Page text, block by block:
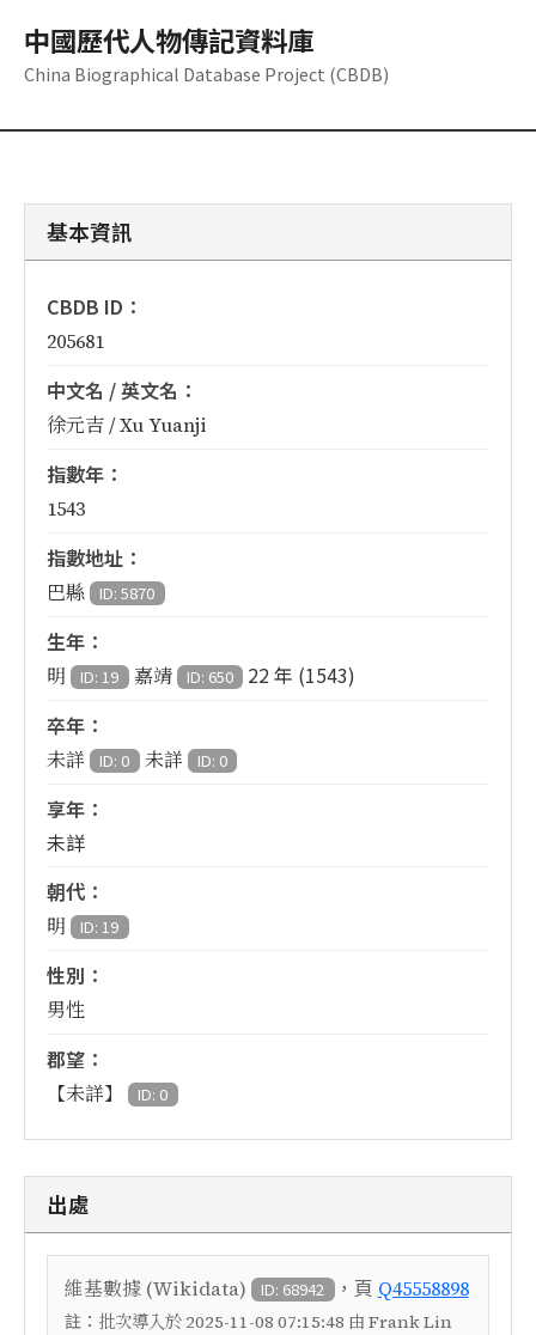
中國歷代人物傳記資料庫
China Biographical Database Project (CBDB)
基本資訊
CBDB ID：
205681
中文名 / 英文名：
徐元吉 / Xu Yuanji
指數年：
1543
指數地址：
巴縣 ID: 5870
生年：
明 ID: 19 嘉靖 ID: 650
22 年 (1543)
卒年：
未詳 ID: 0 未詳 ID: 0
享年：
未詳
朝代：
明 ID: 19
性別：
男性
郡望：
【未詳】 ID: 0
出處
維基數據 (Wikidata) ID: 68942 ，頁 Q45558898
註： 批次導入於 2025-11-08 07:15:48 由 Frank Lin